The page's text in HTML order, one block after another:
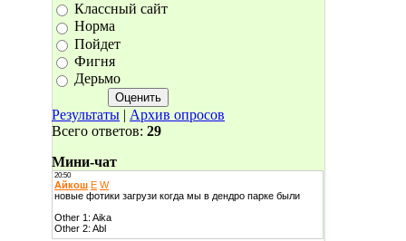
Классный сайт
Норма
Пойдет
Фигня
Дерьмо
Результаты | Архив опросов
Всего ответов: 29
Мини-чат